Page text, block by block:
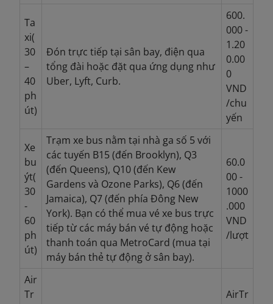
Ta
xi(
30
–
40
ph
út)
Đón trực tiếp tại sân bay, điện qua
tổng đài hoặc đặt qua ứng dụng như
Uber, Lyft, Curb.
600.
000 -
1.20
0.00
0
VND
/chu
yến
Xe
bu
ýt(
30
-
60
ph
út)
Trạm xe bus nằm tại nhà ga số 5 với
các tuyến B15 (đến Brooklyn), Q3
(đến Queens), Q10 (đến Kew
Gardens và Ozone Parks), Q6 (đến
Jamaica), Q7 (đến phía Đông New
York). Bạn có thể mua vé xe bus trực
tiếp từ các máy bán vé tự động hoặc
thanh toán qua MetroCard (mua tại
máy bán thẻ tự động ở sân bay).
60.0
00 -
1000
.000
VND
/lượt
Air
Tr
AirTr